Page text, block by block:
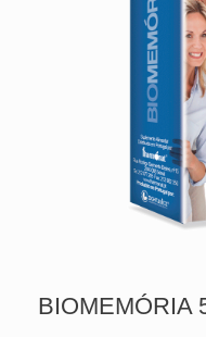
BIOMEMÓRIA